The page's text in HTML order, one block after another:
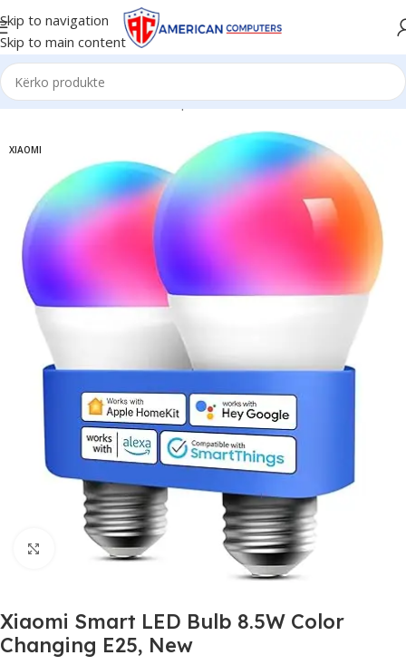
Skip to navigation
Skip to main content
Kreu/Aksesorë/Elektroshtëpiake
XIAOMI
Click to enlarge
Xiaomi Smart LED Bulb 8.5W Color
Changing E25, New